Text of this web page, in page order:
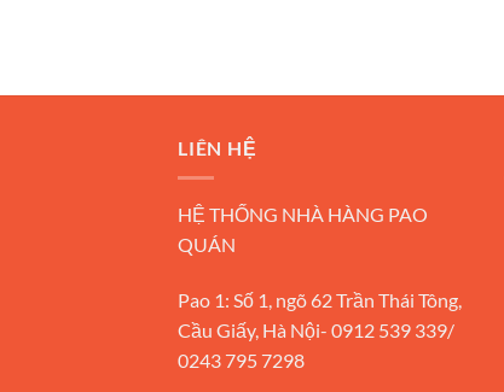
LIÊN HỆ
HỆ THỐNG NHÀ HÀNG PAO
QUÁN
Pao 1: Số 1, ngõ 62 Trần Thái Tông,
Cầu Giấy, Hà Nội- 0912 539 339/
0243 795 7298